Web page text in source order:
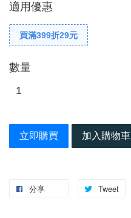
適用優惠
買滿399折29元
數量
立即購買 加入購物車
分享 Tweet